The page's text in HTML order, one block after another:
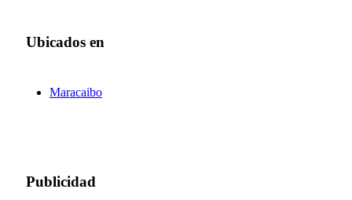
Ubicados en
Maracaibo
Publicidad